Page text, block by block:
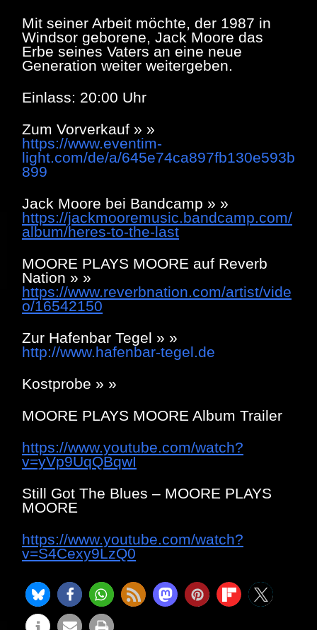
Mit seiner Arbeit möchte, der 1987 in
Windsor geborene, Jack Moore das
Erbe seines Vaters an eine neue
Generation weiter weitergeben.
Einlass: 20:00 Uhr
Zum Vorverkauf » »
https://www.eventim-
light.com/de/a/645e74ca897fb130e593b
899
Jack Moore bei Bandcamp » »
https://jackmooremusic.bandcamp.com/
album/heres-to-the-last
MOORE PLAYS MOORE auf Reverb
Nation » »
https://www.reverbnation.com/artist/vide
o/16542150
Zur Hafenbar Tegel » »
http://www.hafenbar-tegel.de
Kostprobe » »
MOORE PLAYS MOORE Album Trailer
https://www.youtube.com/watch?
v=yVp9UqQBqwI
Still Got The Blues – MOORE PLAYS
MOORE
https://www.youtube.com/watch?
v=S4Cexy9LzQ0